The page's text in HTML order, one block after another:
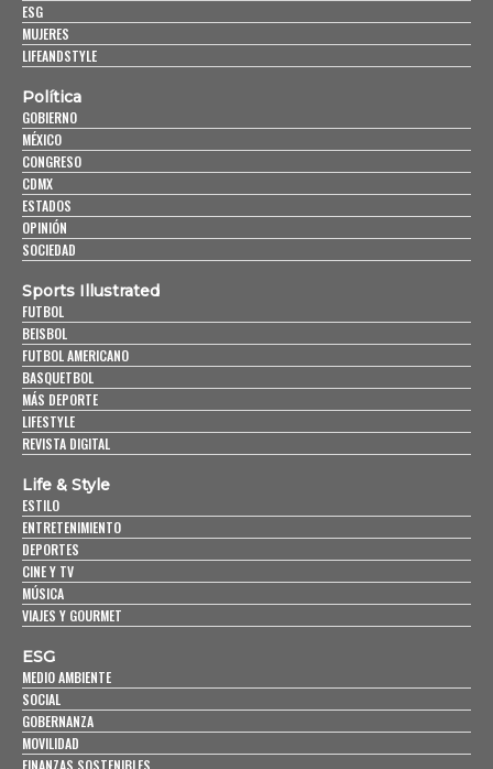
ESG
MUJERES
LIFEANDSTYLE
Política
GOBIERNO
MÉXICO
CONGRESO
CDMX
ESTADOS
OPINIÓN
SOCIEDAD
Sports Illustrated
FUTBOL
BEISBOL
FUTBOL AMERICANO
BASQUETBOL
MÁS DEPORTE
LIFESTYLE
REVISTA DIGITAL
Life & Style
ESTILO
ENTRETENIMIENTO
DEPORTES
CINE Y TV
MÚSICA
VIAJES Y GOURMET
ESG
MEDIO AMBIENTE
SOCIAL
GOBERNANZA
MOVILIDAD
FINANZAS SOSTENIBLES